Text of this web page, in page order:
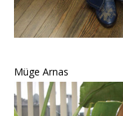
Müge Arnas